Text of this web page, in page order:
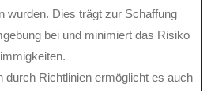
wurden. Dies trägt zur Schaffung
bei und minimiert das Risiko
durch Richtlinien ermöglicht es auch